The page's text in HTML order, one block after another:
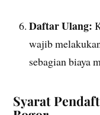
Daftar Ulang:
wajib
sebagian biaya
Syarat